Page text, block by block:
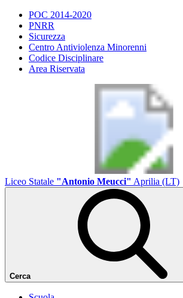
POC 2014-2020
PNRR
Sicurezza
Centro Antiviolenza Minorenni
Codice Disciplinare
Area Riservata
Liceo Statale "Antonio Meucci" Aprilia (LT)
Cerca